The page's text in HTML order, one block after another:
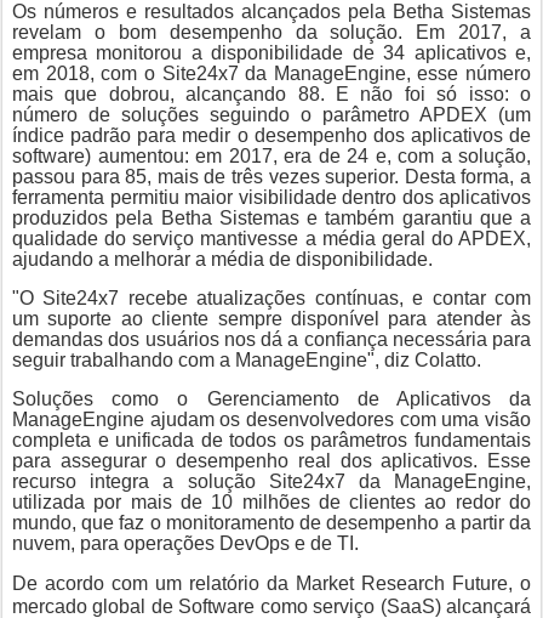
Os números e resultados alcançados pela Betha Sistemas
revelam o bom desempenho da solução. Em 2017, a
empresa monitorou a disponibilidade de 34 aplicativos e,
em 2018, com o Site24x7 da ManageEngine, esse número
mais que dobrou, alcançando 88. E não foi só isso: o
número de soluções seguindo o parâmetro APDEX (um
índice padrão para medir o desempenho dos aplicativos de
software) aumentou: em 2017, era de 24 e, com a solução,
passou para 85, mais de três vezes superior. Desta forma, a
ferramenta permitiu maior visibilidade dentro dos aplicativos
produzidos pela Betha Sistemas e também garantiu que a
qualidade do serviço mantivesse a média geral do APDEX,
ajudando a melhorar a média de disponibilidade.
"O Site24x7 recebe atualizações contínuas, e contar com
um suporte ao cliente sempre disponível para atender às
demandas dos usuários nos dá a confiança necessária para
seguir trabalhando com a ManageEngine", diz Colatto.
Soluções como o Gerenciamento de Aplicativos da
ManageEngine ajudam os desenvolvedores com uma visão
completa e unificada de todos os parâmetros fundamentais
para assegurar o desempenho real dos aplicativos. Esse
recurso integra a solução Site24x7 da ManageEngine,
utilizada por mais de 10 milhões de clientes ao redor do
mundo, que faz o monitoramento de desempenho a partir da
nuvem, para operações DevOps e de TI.
De acordo com um relatório da Market Research Future, o
mercado global de Software como serviço (SaaS) alcançará